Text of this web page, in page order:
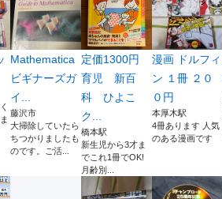
Mathematica
ビギナーズガ
イ...
藤沢市
大掃除していたら
ちつかりましたも
のです。ご活...
定価1300円
育児 新百
科 ひよこ
ク...
橋本駅
新生児から3才ま
でこれ1冊でOK!
月齢別...
漫画 ドルフィ
ン １冊 ２０
０円
本厚木駅
4冊あります 人気
のある漫画です